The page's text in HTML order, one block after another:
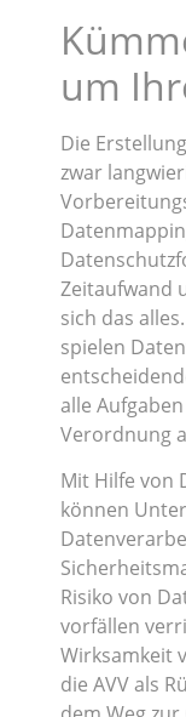
um
Die
zwar
Zeitaufwand
sich das
spielen
alle
Verordnung
Mit Hilfe von
können
Risiko von
vorfällen
Wirksamkeit
die AVV als